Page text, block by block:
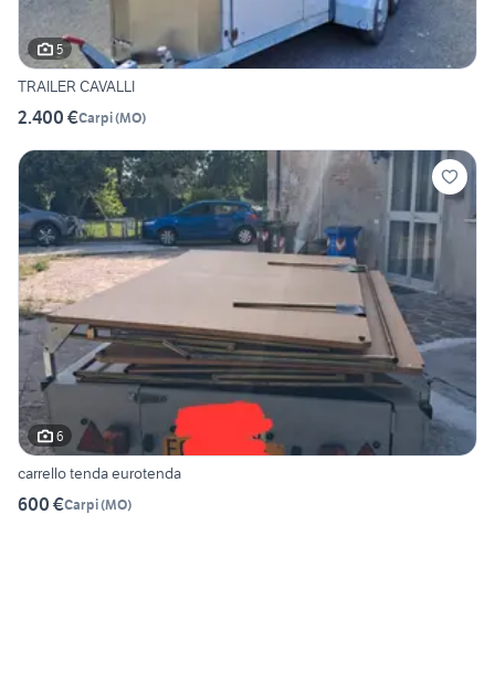
5
TRAILER CAVALLI
2.400 €Carpi(MO)
6
carrello tenda eurotenda
600 €Carpi(MO)